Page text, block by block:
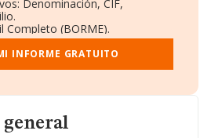
Denominación, CIF,
(BORME).
Ventas y Empleados.
y Administradores.
y registral complementaria.
INFORME GRATUITO